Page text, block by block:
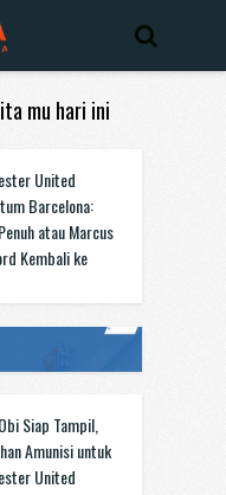
mu hari ini
United
Barcelona:
atau Marcus
Kembali ke
Siap Tampil,
Amunisi untuk
United